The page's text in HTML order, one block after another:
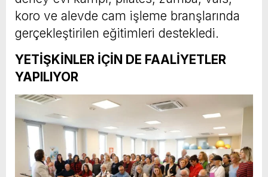
koro ve alevde cam işleme branşlarında
gerçekleştirilen eğitimleri destekledi.
YETİŞKİNLER İÇİN DE FAALİYETLER
YAPILIYOR